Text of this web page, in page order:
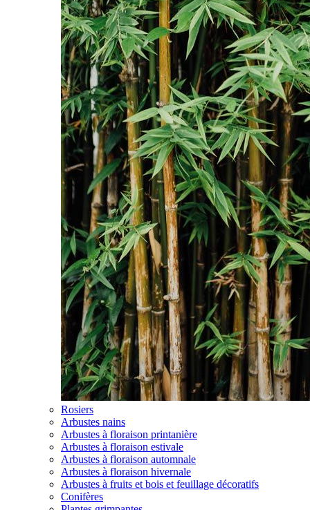
Rosiers
Arbustes nains
Arbustes à floraison printanière
Arbustes à floraison estivale
Arbustes à floraison automnale
Arbustes à floraison hivernale
Arbustes à fruits et bois et feuillage décoratifs
Conifères